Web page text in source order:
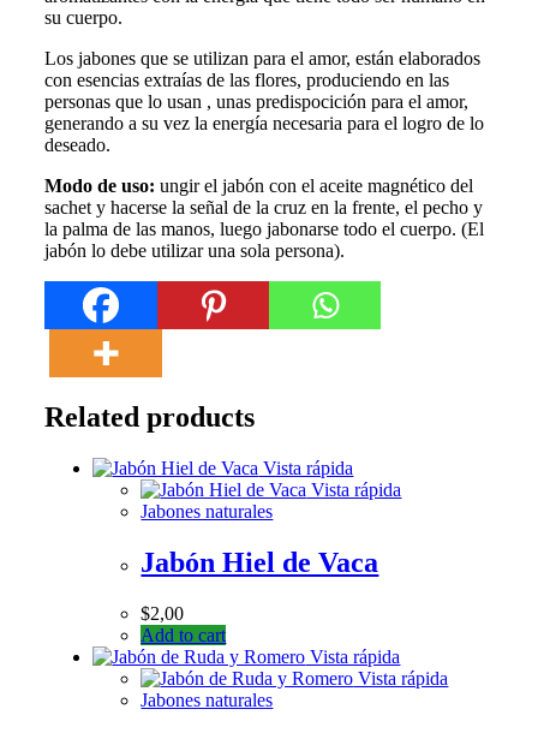
su cuerpo.
Los jabones que se utilizan para el amor, están elaborados
con esencias extraías de las flores, produciendo en las
personas que lo usan , unas predispocición para el amor,
generando a su vez la energía necesaria para el logro de lo
deseado.
Modo de uso: ungir el jabón con el aceite magnético del
sachet y hacerse la señal de la cruz en la frente, el pecho y
la palma de las manos, luego jabonarse todo el cuerpo. (El
jabón lo debe utilizar una sola persona).
Related products
Vista rápida
Vista rápida
Jabones naturales
Jabón Hiel de Vaca
$2,00
Add to cart
Vista rápida
Vista rápida
Jabones naturales